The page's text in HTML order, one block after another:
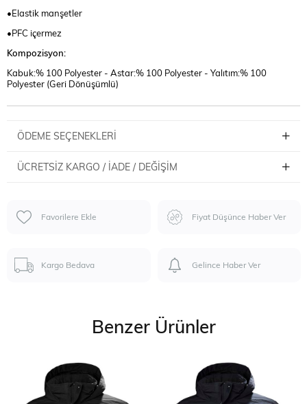
•Elastik manşetler
•PFC içermez
Kompozisyon:
Kabuk:% 100 Polyester - Astar:% 100 Polyester - Yalıtım:% 100
Polyester (Geri Dönüşümlü)
ÖDEME SEÇENEKLERI
ÜCRETSIZ KARGO / İADE / DEĞIŞIM
Favorilere Ekle Fiyat Düşünce Haber Ver
Kargo Bedava Gelince Haber Ver
Benzer Ürünler